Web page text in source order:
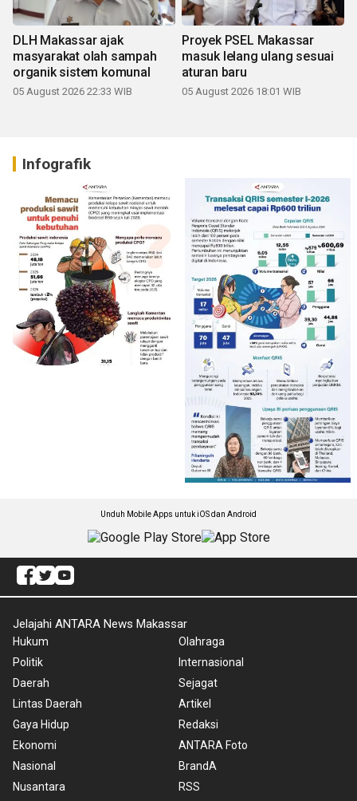
DLH Makassar ajak
masyarakat olah sampah
organik sistem komunal
05 August 2026 22:33 WIB
Proyek PSEL Makassar
masuk lelang ulang sesuai
aturan baru
05 August 2026 18:01 WIB
Infografik
Unduh Mobile Apps untuk iOS dan Android
Jelajahi ANTARA News Makassar
Hukum
Politik
Daerah
Lintas Daerah
Gaya Hidup
Ekonomi
Nasional
Nusantara
Olahraga
Internasional
Sejagat
Artikel
Redaksi
ANTARA Foto
BrandA
RSS